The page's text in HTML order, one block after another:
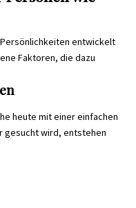
entwickelt
Faktoren, die dazu
heute mit einer einfachen
gesucht wird, entstehen